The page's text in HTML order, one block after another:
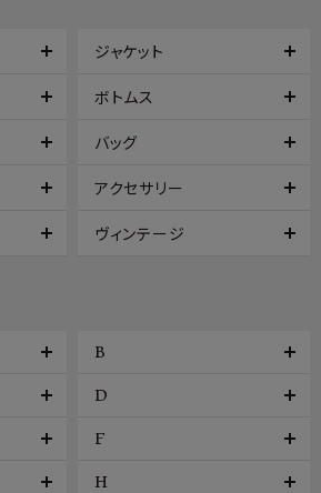
ジャケット
ボトムス
バッグ
アクセサリー
ヴィンテージ
B
D
F
H